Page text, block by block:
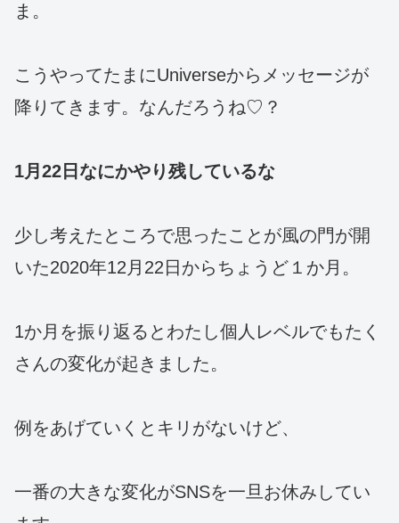
ま。
こうやってたまにUniverseからメッセージが
降りてきます。なんだろうね♡？
1月22日なにかやり残しているな
少し考えたところで思ったことが風の門が開
いた2020年12月22日からちょうど１か月。
1か月を振り返るとわたし個人レベルでもたく
さんの変化が起きました。
例をあげていくとキリがないけど、
一番の大きな変化がSNSを一旦お休みしてい